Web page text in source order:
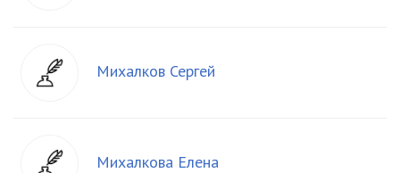
Михалков Сергей
Михалкова Елена